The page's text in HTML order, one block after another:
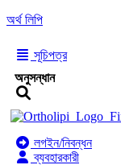
অর্থ লিপি
সূচিপত্র
অনুসন্ধান
লগইন/নিবন্ধন
ব্যবহারকারী